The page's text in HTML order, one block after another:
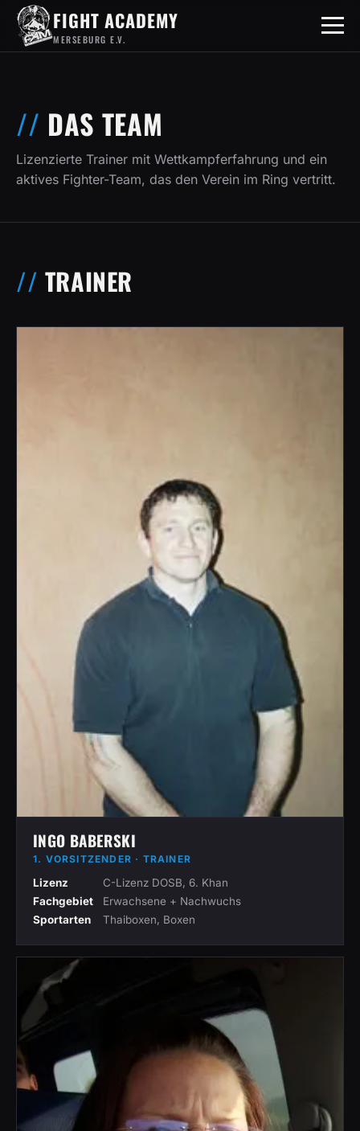
FIGHT ACADEMY
MERSEBURG E.V.
DAS TEAM
Lizenzierte Trainer mit Wettkampferfahrung und ein
aktives Fighter-Team, das den Verein im Ring vertritt.
TRAINER
INGO BABERSKI
1. VORSITZENDER · TRAINER
Lizenz
C-Lizenz DOSB, 6. Khan
Fachgebiet
Erwachsene + Nachwuchs
Sportarten
Thaiboxen, Boxen